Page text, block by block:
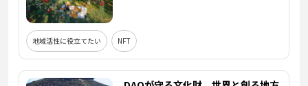
地域活性に役立てたい NFT